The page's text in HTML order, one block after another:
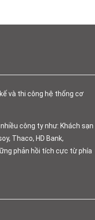
và thi công hệ thống cơ
công ty như: Khách sạn
Thaco, HD Bank,
phản hồi tích cực từ phía